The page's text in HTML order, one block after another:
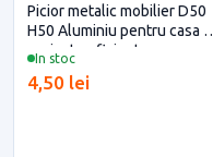
In stoc
Picior metalic mobilier D50
H50 Aluminiu pentru casa si
proiecte eficiente
4,50 lei